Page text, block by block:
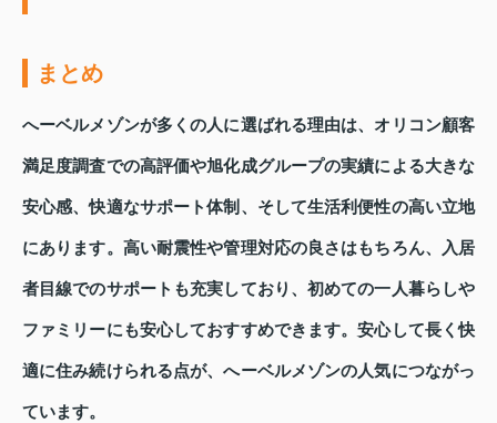
まとめ
へーベルメゾンが多くの人に選ばれる理由は、オリコン顧客
満足度調査での高評価や旭化成グループの実績による大きな
安心感、快適なサポート体制、そして生活利便性の高い立地
にあります。高い耐震性や管理対応の良さはもちろん、入居
者目線でのサポートも充実しており、初めての一人暮らしや
ファミリーにも安心しておすすめできます。安心して長く快
適に住み続けられる点が、へーベルメゾンの人気につながっ
ています。